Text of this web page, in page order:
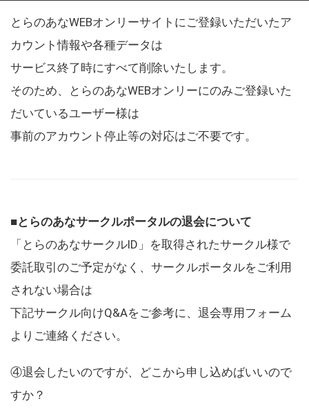
とらのあなWEBオンリーサイトにご登録いただいたア
カウント情報や各種データは
サービス終了時にすべて削除いたします。
そのため、とらのあなWEBオンリーにのみご登録いた
だいているユーザー様は
事前のアカウント停止等の対応はご不要です。
■とらのあなサークルポータルの退会について
「とらのあなサークルID」を取得されたサークル様で
委託取引のご予定がなく、サークルポータルをご利用
されない場合は
下記サークル向けQ&Aをご参考に、退会専用フォーム
よりご連絡ください。
④退会したいのですが、どこから申し込めばいいので
すか？